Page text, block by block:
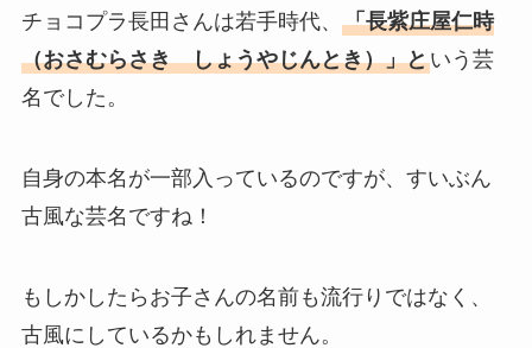
チョコプラ長田さんは若手時代、 「長紫庄屋仁時
（おさむらさき しょうやじんとき）」という芸
名でした。
自身の本名が一部入っているのですが、すいぶん
古風な芸名ですね！
もしかしたらお子さんの名前も流行りではなく、
古風にしているかもしれません。